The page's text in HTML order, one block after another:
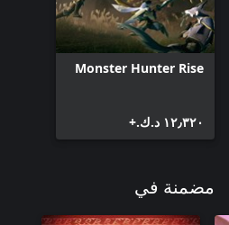
Monster Hunter Rise
١٢٫٣٢٠ د.ك.‏+
مضمنة في